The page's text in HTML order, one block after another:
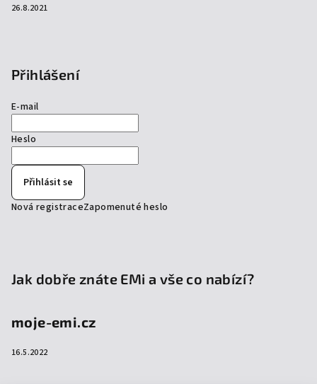
26.8.2021
Přihlášení
E-mail
Heslo
Přihlásit se
Nová registraceZapomenuté heslo
Jak dobře znáte EMi a vše co nabízí?
moje-emi.cz
16.5.2022